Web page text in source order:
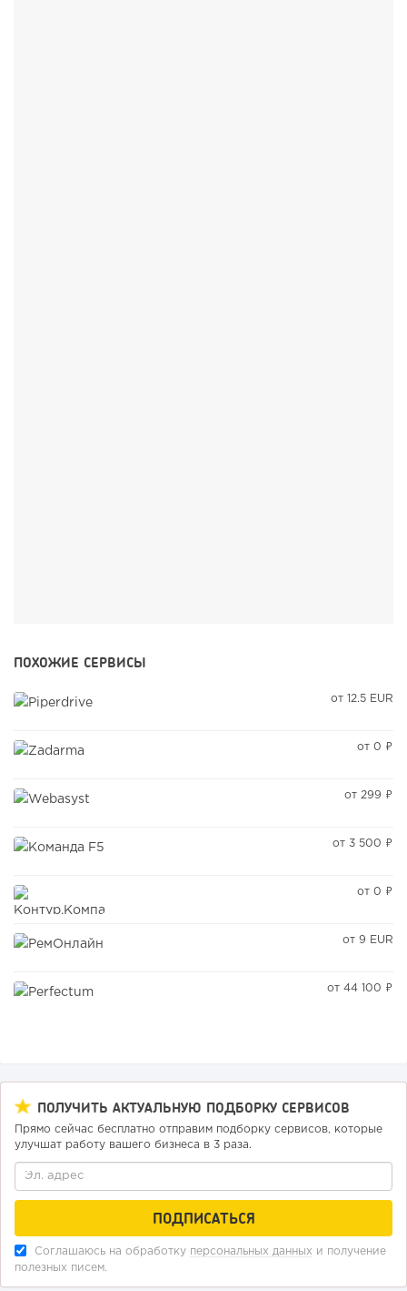
ПОХОЖИЕ СЕРВИСЫ
от 12.5 EUR
от 0 ₽
от 299 ₽
от 3 500 ₽
от 0 ₽
от 9 EUR
от 44 100 ₽
ПОЛУЧИТЬ АКТУАЛЬНУЮ ПОДБОРКУ СЕРВИСОВ
Прямо сейчас бесплатно отправим подборку сервисов, которые
улучшат работу вашего бизнеса в 3 раза.
Соглашаюсь на обработку персональных данных и получение
полезных писем.